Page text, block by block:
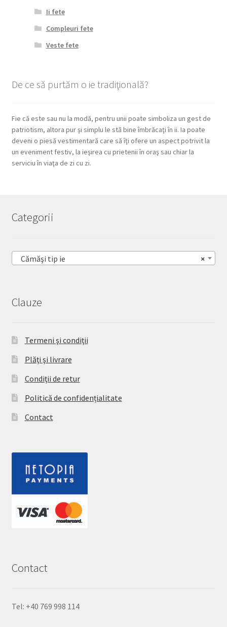
Ii fete
Compleuri fete
Veste fete
De ce să purtăm o ie tradiţională?
Fie că este sau nu la modă, pentru unii poate simboliza un gest de
patriotism, altora pur şi simplu le stă bine îmbrăcaţi în ii. Ia poate
deveni o piesă vestimentară care să îţi ofere un aspect potrivit la
un eveniment festiv, la ieşirea cu prietenii în oraş sau chiar la
serviciu în viaţa de zi cu zi.
Categorii
×
Cămăşi tip ie
Clauze
Termeni şi condiţii
Plăţi şi livrare
Condiţii de retur
Politică de confidențialitate
Contact
Contact
Tel: +40 769 998 114